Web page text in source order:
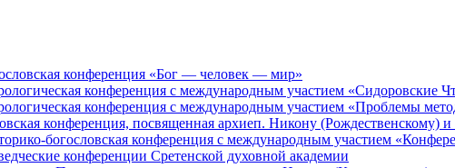
конференция «Бог — человек — мир»
конференция с международным участием «Сидоровские
конференция с международным участием «Проблемы
конференция, посвященная архиеп. Никону (Рождественскому)
богословская конференция с международным участием
конференции Сретенской духовной академии